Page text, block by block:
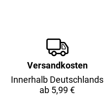
Versandkosten
Innerhalb Deutschlands
ab 5,99 €